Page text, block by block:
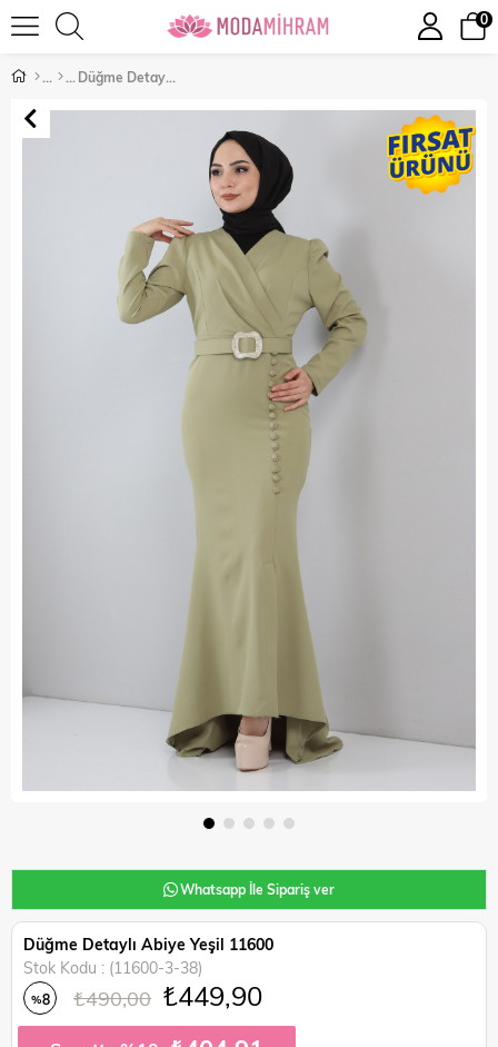
0
Düğme Detaylı Abiye Yeşil 11600
Whatsapp İle Sipariş ver
Düğme Detaylı Abiye Yeşil 11600
Stok Kodu
(11600-3-38)
%8 ₺490,00 ₺449,90